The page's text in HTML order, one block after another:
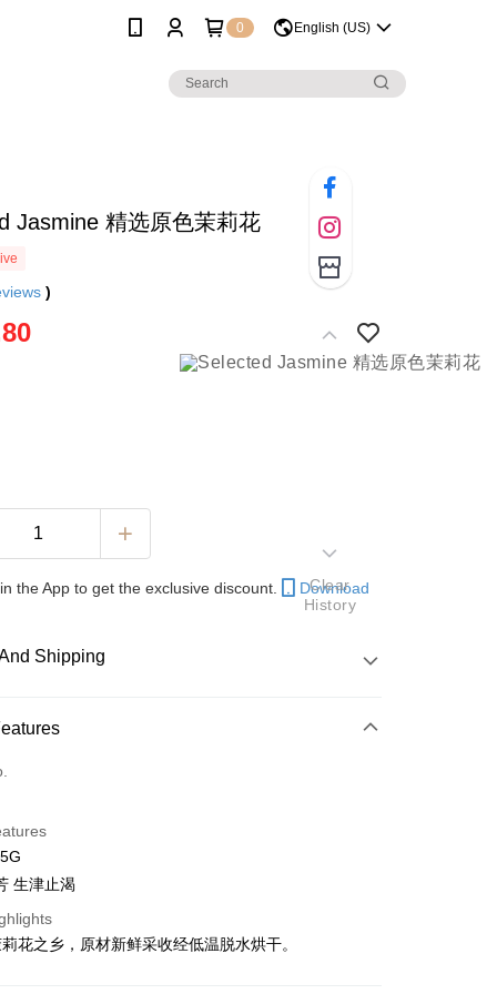
0 English (US)
Jasmine 精选原色茉莉花
)
the App to get the exclusive discount. Download
Shipping
Maybank, CIMB Bank, Public Bank, RHB Bank, Hong
生津止渴
花之乡，原材新鲜采收经低温脱水烘干。
Clear
History